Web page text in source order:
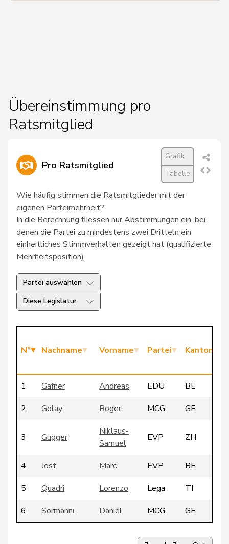
Übereinstimmung pro
Ratsmitglied
Pro Ratsmitglied
Grafik
Tabelle
Wie häufig stimmen die Ratsmitglieder mit der
eigenen Parteimehrheit?
In die Berechnung fliessen nur Abstimmungen ein, bei
denen die Partei zu mindestens zwei Dritteln ein
einheitliches Stimmverhalten gezeigt hat (qualifizierte
Mehrheitsposition).
Partei auswählen
Diese Legislatur
N° Nachname Vorname Partei Kanton
1 Gafner Andreas EDU
BE
2
Golay Roger MCG GE
3 Gugger
Niklaus-
Samuel
EVP ZH
4 Jost Marc EVP
BE
5
Quadri Lorenzo Lega
TI
6
Sormanni Daniel MCG
GE